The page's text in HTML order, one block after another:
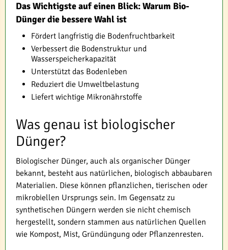
Das Wichtigste auf einen Blick: Warum Bio-
Dünger die bessere Wahl ist
Fördert langfristig die Bodenfruchtbarkeit
Verbessert die Bodenstruktur und
Wasserspeicherkapazität
Unterstützt das Bodenleben
Reduziert die Umweltbelastung
Liefert wichtige Mikronährstoffe
Was genau ist biologischer
Dünger?
Biologischer Dünger, auch als organischer Dünger
bekannt, besteht aus natürlichen, biologisch abbaubaren
Materialien. Diese können pflanzlichen, tierischen oder
mikrobiellen Ursprungs sein. Im Gegensatz zu
synthetischen Düngern werden sie nicht chemisch
hergestellt, sondern stammen aus natürlichen Quellen
wie Kompost, Mist, Gründüngung oder Pflanzenresten.